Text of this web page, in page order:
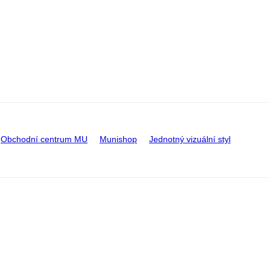
Obchodní centrum MU Munishop Jednotný vizuální styl